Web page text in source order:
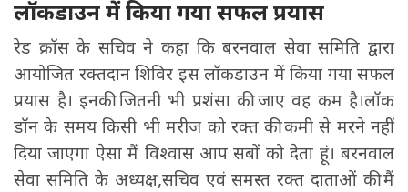
लॉकडाउन में किया गया सफल प्रयास
रेड क्रॉस के सचिव ने कहा कि बरनवाल सेवा समिति द्वारा
आयोजित रक्तदान शिविर इस लॉकडाउन में किया गया सफल
प्रयास है। इनकी जितनी भी प्रशंसा की जाए वह कम है।लॉक
डॉन के समय किसी भी मरीज को रक्त की कमी से मरने नहीं
दिया जाएगा ऐसा मैं विश्वास आप सबों को देता हूं। बरनवाल
सेवा समिति के अध्यक्ष,सचिव एवं समस्त रक्त दाताओं की मैं